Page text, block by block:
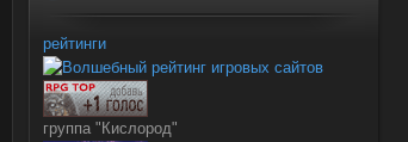
рейтинги
группа "Кислород"